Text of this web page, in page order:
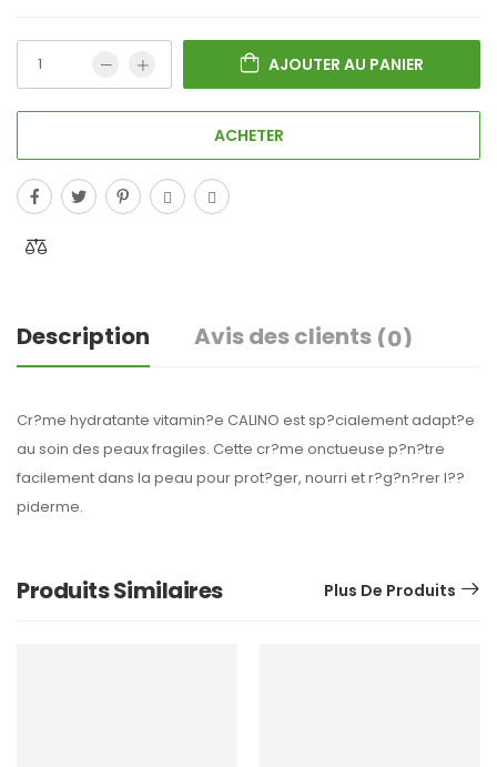
AJOUTER AU PANIER
ACHETER
Description Avis des clients (0)
Cr?me hydratante vitamin?e CALINO est sp?cialement adapt?e
au soin des peaux fragiles. Cette cr?me onctueuse p?n?tre
facilement dans la peau pour prot?ger, nourri et r?g?n?rer l??
piderme.
Produits Similaires Plus De Produits